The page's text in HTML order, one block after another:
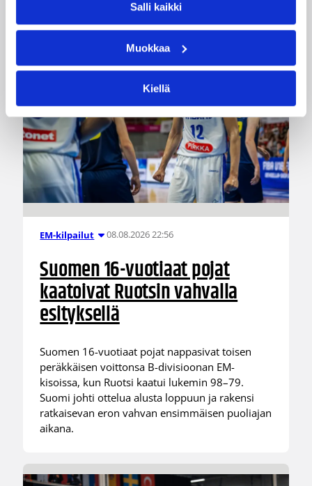
Salli kaikki
Muokkaa
Kiellä
EM-kilpailut 08.08.2026 22:56
Suomen 16-vuotiaat pojat
kaatoivat Ruotsin vahvalla
esityksellä
Suomen 16-vuotiaat pojat nappasivat toisen
peräkkäisen voittonsa B-divisioonan EM-
kisoissa, kun Ruotsi kaatui lukemin 98–79.
Suomi johti ottelua alusta loppuun ja rakensi
ratkaisevan eron vahvan ensimmäisen puoliajan
aikana.